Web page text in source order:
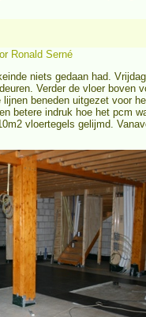
Ronald Serné
niets gedaan had.
Verder de vloer
beneden uitgezet voor
betere indruk hoe het pcm
vloertegels gelijmd.